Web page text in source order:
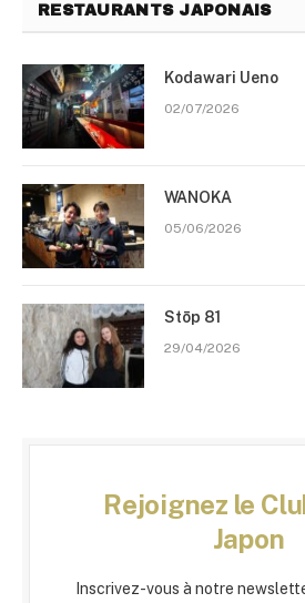
RESTAURANTS JAPONAIS
Kodawari Ueno
02/07/2026
WANOKA
05/06/2026
Stōp 81
29/04/2026
Rejoignez le
Japon
Inscrivez-vous à notre